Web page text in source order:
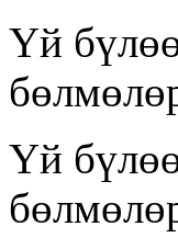
Үй
Үй